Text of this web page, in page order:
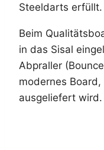
Steeldarts erfüllt.
Beim
in das Sisal
Abpraller
modernes
ausgeliefert wird.